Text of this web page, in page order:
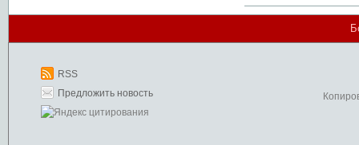
RSS
Предложить новость